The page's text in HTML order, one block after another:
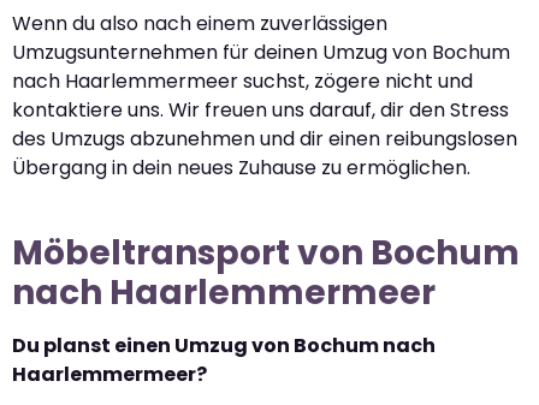
Wenn du also nach einem zuverlässigen
Umzugsunternehmen für deinen Umzug von Bochum
nach Haarlemmermeer suchst, zögere nicht und
kontaktiere uns. Wir freuen uns darauf, dir den Stress
des Umzugs abzunehmen und dir einen reibungslosen
Übergang in dein neues Zuhause zu ermöglichen.
Möbeltransport von Bochum
nach Haarlemmermeer
Du planst einen Umzug von Bochum nach
Haarlemmermeer?